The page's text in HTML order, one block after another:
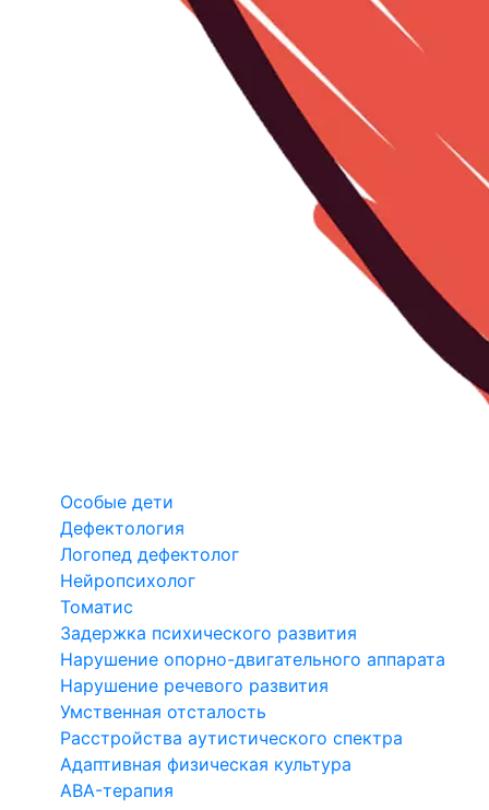
Особые дети
Дефектология
Логопед дефектолог
Нейропсихолог
Томатис
Задержка психического развития
Нарушение опорно-двигательного аппарата
Нарушение речевого развития
Умственная отсталость
Расстройства аутистического спектра
Адаптивная физическая культура
ABA-терапия